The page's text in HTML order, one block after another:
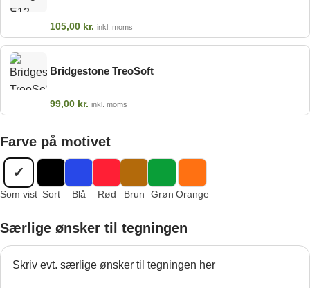
105,00 kr. inkl. moms
Bridgestone TreoSoft
99,00 kr. inkl. moms
Farve på motivet
✓
Som vist Sort Blå Rød Brun Grøn Orange
Særlige ønsker til tegningen